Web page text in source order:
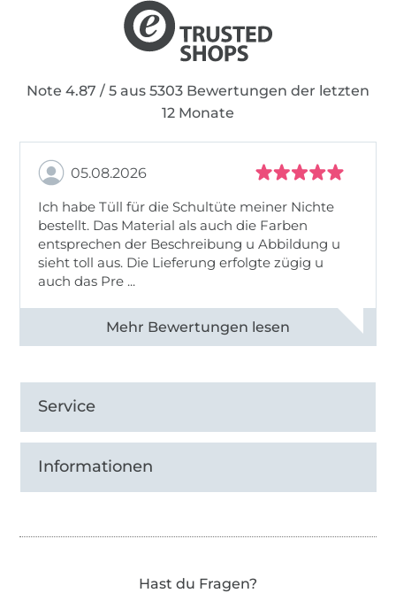
Note 4.87 / 5 aus 5303 Bewertungen der letzten
12 Monate
05.08.2026
Ich habe Tüll für die Schultüte meiner Nichte
bestellt. Das Material als auch die Farben
entsprechen der Beschreibung u Abbildung u
sieht toll aus. Die Lieferung erfolgte zügig u
auch das Pre ...
Alle 82950 Bewertungen ansehen
Service
Informationen
Hast du Fragen?